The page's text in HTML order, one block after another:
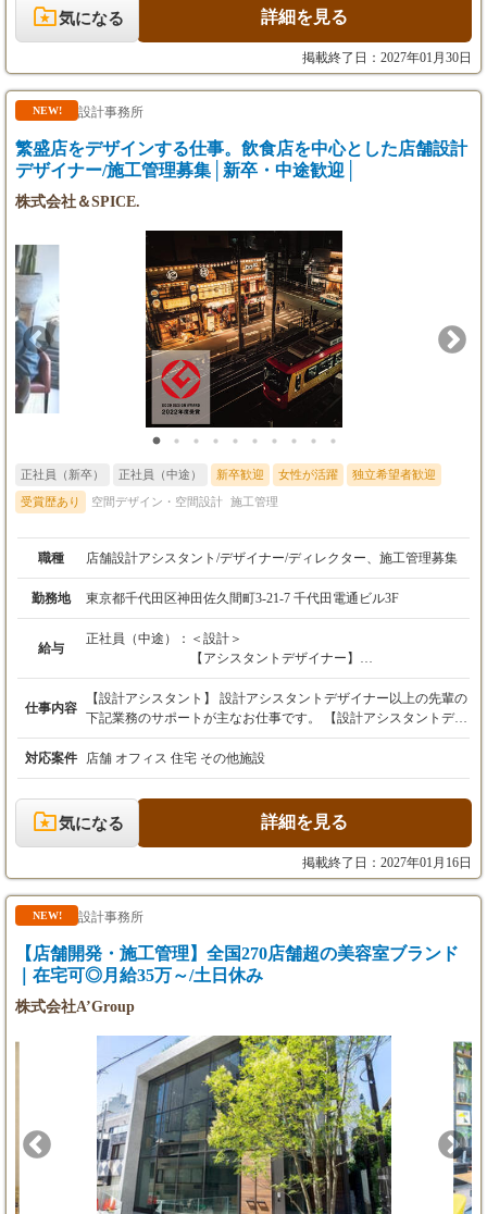
ニアデザイナー ・高級ホテル、ラグジュアリー住宅、商業空間の
設計業務全般を担当 ・コンセプトに基づく空間デザインの具体化
（基本〜実施設計） ・クライアントとの打ち合わせおよび設計提
案 ・プロジェクトの進行管理および関係各所との調整 ・海外拠
点との設計連携・調整業務 ・ジュニアデザイナーの指導・サポー
ト ■デザイナー ・高級ホテル、ラグジュアリー住宅、商業空間に
・パース・プレゼン資料の作成サポート ・マテリアル選定・サン
プル管理補助 ・社内外メンバーとの基本的な調整業務
気になる 詳細を見る
掲載終了日：2027年01月30日
NEW! 設計事務所
繁盛店をデザインする仕事。飲食店を中心とした店舗設計
デザイナー/施工管理募集│新卒・中途歓迎│
株式会社＆SPICE.
正社員（新卒） 正社員（中途） 新卒歓迎 女性が活躍 独立希望者歓迎
受賞歴あり 空間デザイン・空間設計 施工管理
職種 店舗設計アシスタント/デザイナー/ディレクター、施工管理募集
勤務地 東京都千代田区神田佐久間町3-21-7 千代田電通ビル3F
給与
正社員（中途）： ＜設計＞
【アシスタントデザイナー】
月給26万円以上〜30万円未満
【デザイナー】
月給30万円以上〜45万円未満
【ディレクター】
月給45万円以上〜
※経験・スキルを考慮のうえ決定します。
※みなし残業手当を含みます。
月給35万円以上〜40万円未満
【シニア】
月給50万円以上～65万円未満
※経験・スキルを考慮のうえ決定します。
※みなし残業手当を含みます。
仕事内容
【設計アシスタント】 設計アシスタントデザイナー以上の先輩の
下記業務のサポートが主なお仕事です。 【設計アシスタントデザ
イナー/デザイナー/ディレクター】 ・立地条件などの現場確認、
及びマーケティング調査 ・設計デザインに関わってくる法律や規
則の確認 ・レイアウト設計 ・図面、パースの制作 ・施工を担当
する企業と折衝、調整 【施工管理アシスタント】 ジュニア以上
の先輩の下記業務のサポートが主なお仕事です。 【施工管理ジュ
ニア/ミドル/シニア】 ・現場の工程・品質・安全・原価管理 ・協
力業者との打ち合わせ・手配・工程調整 ・見積書・原価表・工程
表の作成、予算管理 ・設計担当や協力業者との折衝・調整 ・追
加・変更工事の対応、引渡しまでの現場管理 ・役職に応じて後輩
育成
対応案件 店舗 オフィス 住宅 その他施設
気になる 詳細を見る
掲載終了日：2027年01月16日
NEW! 設計事務所
【店舗開発・施工管理】全国270店舗超の美容室ブランド
｜在宅可◎月給35万～/土日休み
株式会社A’Group